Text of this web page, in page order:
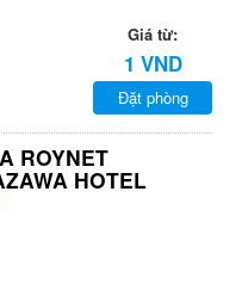
Giá từ:
1 VND
Đặt phòng
ROYNET
HOTEL